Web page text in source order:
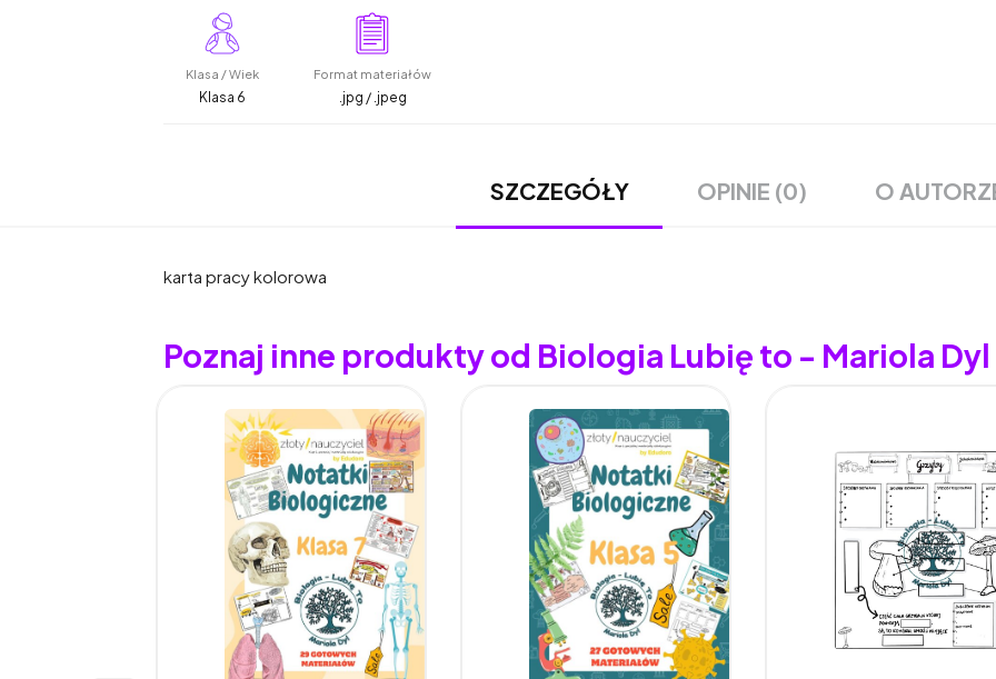
Klasa / Wiek
Klasa 6
Format materiałów
.jpg / .jpeg
SZCZEGÓŁY OPINIE (0) O
karta pracy kolorowa
Poznaj inne produkty od Biologia Lubię to - Mariola Dyl